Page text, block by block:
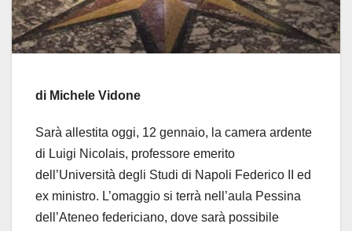
di Michele Vidone
Sarà allestita oggi, 12 gennaio, la camera ardente
di Luigi Nicolais, professore emerito
dell’Università degli Studi di Napoli Federico II ed
ex ministro. L’omaggio si terrà nell’aula Pessina
dell’Ateneo federiciano, dove sarà possibile